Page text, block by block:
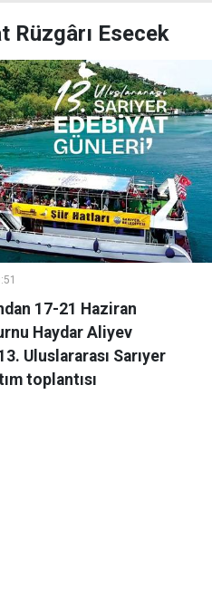
Rüzgârı Esecek
17-21 Haziran
Haydar Aliyev
Uluslararası Sarıyer
toplantısı